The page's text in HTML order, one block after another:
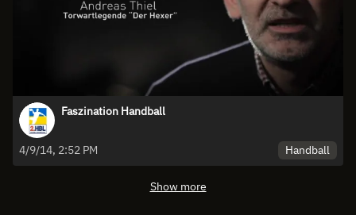
Faszination Handball
4/9/14, 2:52 PM Handball
Show more